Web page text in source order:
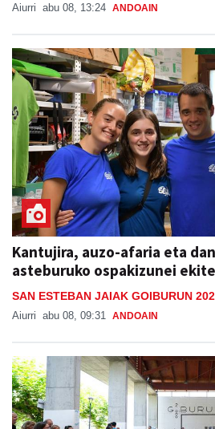
Aiurri abu 08, 13:24 ANDOAIN
Kantujira, auzo-afaria eta
asteburuko ospakizunei
SAN ESTEBAN JAIAK GOIBURUN
Aiurri abu 08, 09:31 ANDOAIN